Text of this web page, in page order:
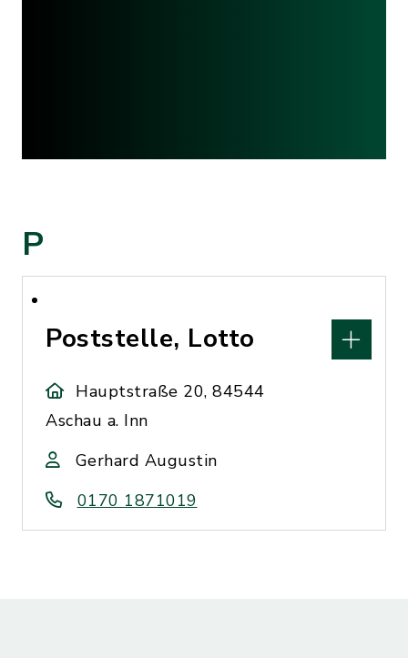
P
Poststelle, Lotto
Hauptstraße 20, 84544
Aschau a. Inn
Gerhard Augustin
0170 1871019